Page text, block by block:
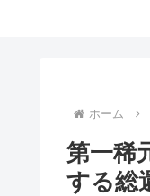
ホーム
第一稀
する総